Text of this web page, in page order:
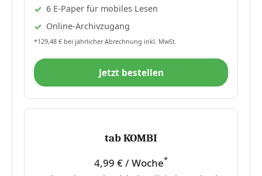
6 E-Paper für mobiles Lesen
Online-Archivzugang
*129,48 € bei jährlicher Abrechnung inkl. MwSt.
Jetzt bestellen
tab KOMBI
4,99 € / Woche*